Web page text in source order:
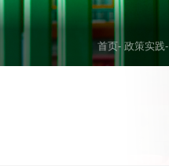
首页- 政策实践-